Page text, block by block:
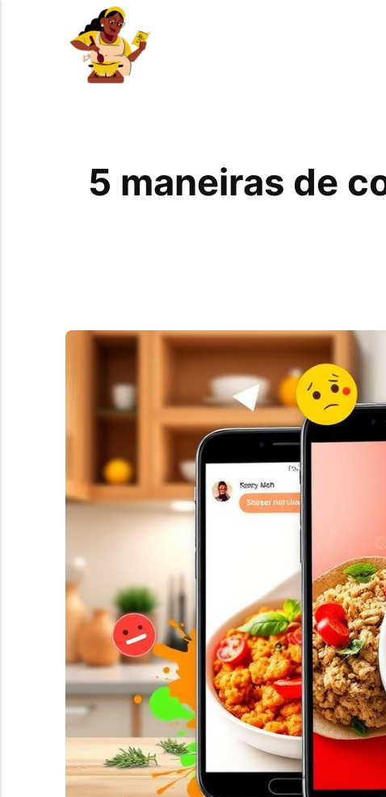
5 maneiras de